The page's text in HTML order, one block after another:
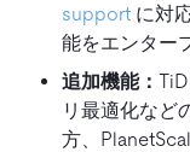
support に対
能をエンター
追加機能：
リ最適化など
方、